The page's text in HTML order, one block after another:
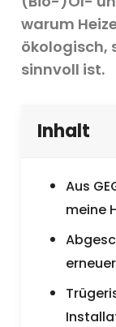
warum
ökologisch,
sinnvoll ist.
Inhalt
Aus
meine